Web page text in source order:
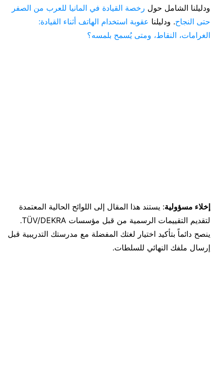
ودليلنا الشامل حول رخصة القيادة في المانيا للعرب من الصفر
حتى النجاح. ودليلنا عقوبة استخدام الهاتف أثناء القيادة:
الغرامات، النقاط، ومتى يُسمح بلمسه؟
إخلاء مسؤولية: يستند هذا المقال إلى اللوائح الحالية المعتمدة
لتقديم التقييمات الرسمية من قبل مؤسسات TÜV/DEKRA.
ينصح دائماً بتأكيد اختيار لغتك المفضلة مع مدرستك التدريبية قبل
إرسال ملفك النهائي للسلطات.